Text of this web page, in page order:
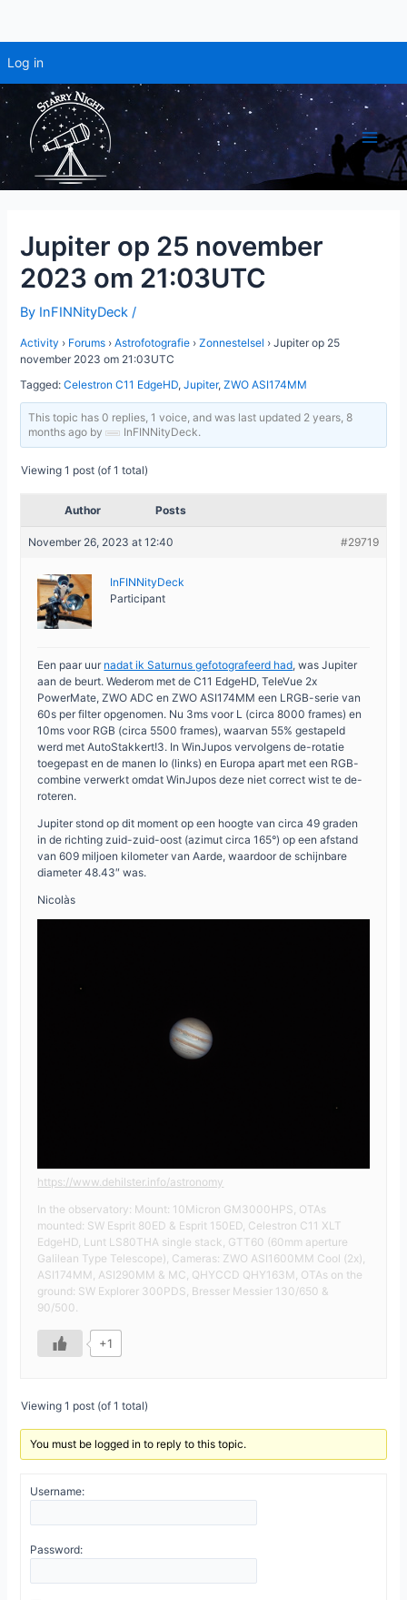
Log in
Skip
content
Main
Jupiter op 25 november
2023 om 21:03UTC
By InFINNityDeck/
Activity › Forums › Astrofotografie › Zonnestelsel › Jupiter op 25
november 2023 om 21:03UTC
Tagged:Celestron C11 EdgeHD,Jupiter,ZWO ASI174MM
This topic has 0 replies, 1 voice, and was last updated 2 years, 8
months ago by InFINNityDeck.
Viewing 1 post (of 1 total)
Author Posts
November 26, 2023 at 12:40 #29719
InFINNityDeck
Participant
Een paar uur nadat ik Saturnus gefotografeerd had, was Jupiter
aan de beurt. Wederom met de C11 EdgeHD, TeleVue 2x
PowerMate, ZWO ADC en ZWO ASI174MM een LRGB-serie van
60s per filter opgenomen. Nu 3ms voor L (circa 8000 frames) en
10ms voor RGB (circa 5500 frames), waarvan 55% gestapeld
werd met AutoStakkert!3. In WinJupos vervolgens de-rotatie
toegepast en de manen Io (links) en Europa apart met een RGB-
combine verwerkt omdat WinJupos deze niet correct wist te de-
roteren.
Jupiter stond op dit moment op een hoogte van circa 49 graden
in de richting zuid-zuid-oost (azimut circa 165°) op een afstand
van 609 miljoen kilometer van Aarde, waardoor de schijnbare
diameter 48.43″ was.
Nicolàs
https://www.dehilster.info/astronomy
In the observatory: Mount: 10Micron GM3000HPS, OTAs
mounted: SW Esprit 80ED & Esprit 150ED, Celestron C11 XLT
EdgeHD, Lunt LS80THA single stack, GTT60 (60mm aperture
Galilean Type Telescope), Cameras: ZWO ASI1600MM Cool (2x),
ASI174MM, ASI290MM & MC, QHYCCD QHY163M, OTAs on the
ground: SW Explorer 300PDS, Bresser Messier 130/650 &
90/500.
+1
Viewing 1 post (of 1 total)
You must be logged in to reply to this topic.
Username:
Password: